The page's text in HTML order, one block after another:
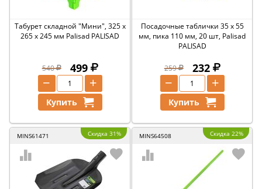
Табурет складной "Мини", 325 х
265 х 245 мм Palisad PALISAD
540 499
+
−
Купить
Посадочные таблички 35 х 55
мм, пика 110 мм, 20 шт, Palisad
PALISAD
259 232
+
−
Купить
MINS61471 Скидка 31% MINS64508 Скидка 22%